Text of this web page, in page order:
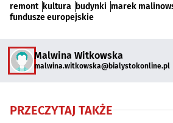
remont kultura budynki marek
fundusze europejskie
Malwina Witkowska
malwina.witkowska@bialystokonline.pl
PRZECZYTAJ TAKŻE